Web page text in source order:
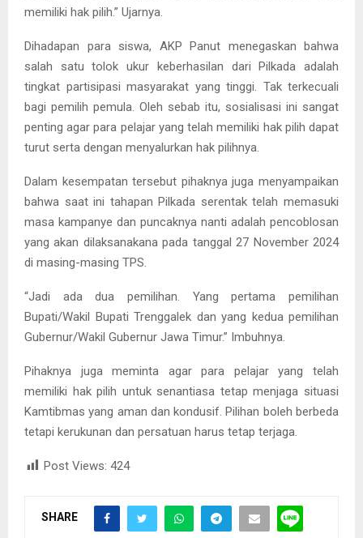
memiliki hak pilih.” Ujarnya.
Dihadapan para siswa, AKP Panut menegaskan bahwa
salah satu tolok ukur keberhasilan dari Pilkada adalah
tingkat partisipasi masyarakat yang tinggi. Tak terkecuali
bagi pemilih pemula. Oleh sebab itu, sosialisasi ini sangat
penting agar para pelajar yang telah memiliki hak pilih dapat
turut serta dengan menyalurkan hak pilihnya.
Dalam kesempatan tersebut pihaknya juga menyampaikan
bahwa saat ini tahapan Pilkada serentak telah memasuki
masa kampanye dan puncaknya nanti adalah pencoblosan
yang akan dilaksanakana pada tanggal 27 November 2024
di masing-masing TPS.
“Jadi ada dua pemilihan. Yang pertama pemilihan
Bupati/Wakil Bupati Trenggalek dan yang kedua pemilihan
Gubernur/Wakil Gubernur Jawa Timur.” Imbuhnya.
Pihaknya juga meminta agar para pelajar yang telah
memiliki hak pilih untuk senantiasa tetap menjaga situasi
Kamtibmas yang aman dan kondusif. Pilihan boleh berbeda
tetapi kerukunan dan persatuan harus tetap terjaga.
Post Views: 424
SHARE